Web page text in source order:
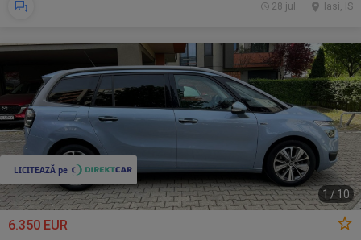
Iasi, IS
28 jul.
1 / 10
6.350 EUR